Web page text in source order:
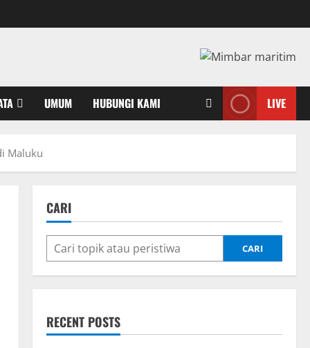
UMUM HUBUNGI KAMI LIVE
Maluku
CARI
CARI
RECENT POSTS